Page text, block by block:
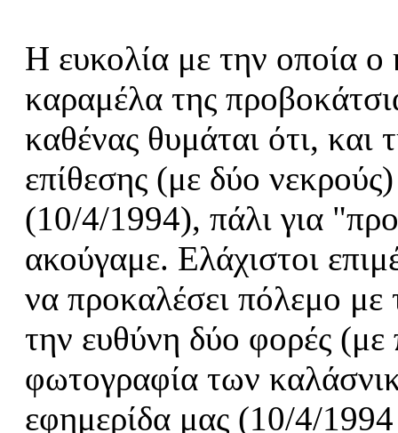
Η ευκολία με την οποία
καραμέλα της
καθένας θυμάται ότι, και
επίθεσης (με δύο
(10/4/1994), πάλι για
ακούγαμε. Ελάχιστοι
να προκαλέσει πόλεμο
την ευθύνη δύο φορές
φωτογραφία των
εφημερίδα μας (10/4/